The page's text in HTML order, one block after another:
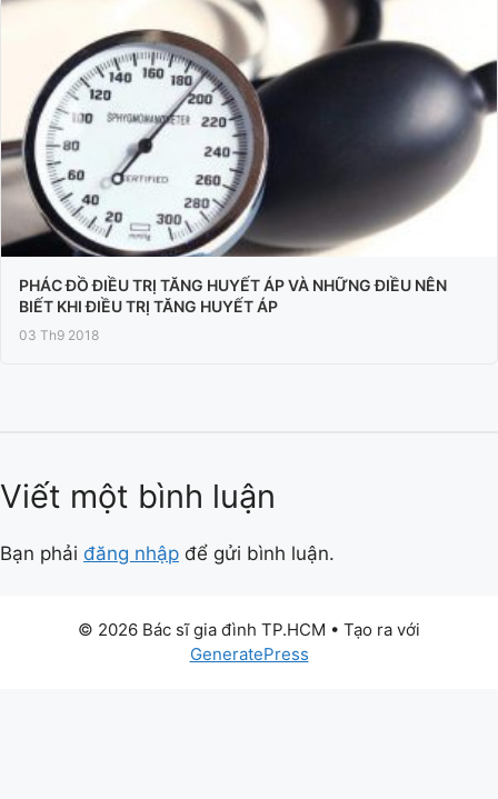
PHÁC ĐỒ ĐIỀU TRỊ TĂNG HUYẾT ÁP VÀ NHỮNG ĐIỀU NÊN
BIẾT KHI ĐIỀU TRỊ TĂNG HUYẾT ÁP
03 Th9 2018
Viết một bình luận
Bạn phải đăng nhập để gửi bình luận.
© 2026 Bác sĩ gia đình TP.HCM • Tạo ra với
GeneratePress